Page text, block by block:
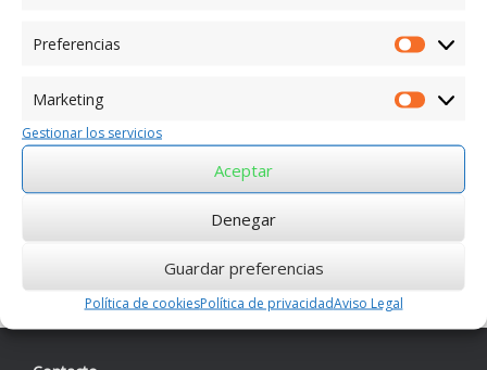
Preferencias
Marketing
Gestionar los servicios
Aceptar
Denegar
Guardar preferencias
Política de cookiesPolítica de privacidadAviso Legal